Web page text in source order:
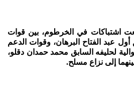
اشتباكات في الخرطوم، بين قوات
أول عبد الفتاح البرهان، وقوات الدعم
لحليفه السابق محمد حمدان دقلو،
إلى نزاع مسلح.